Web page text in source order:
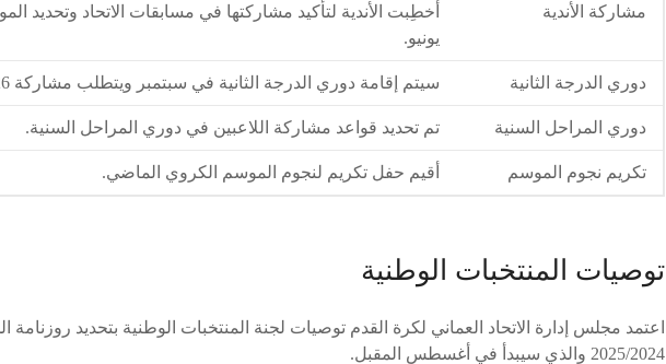
مشاركة الأندية
يونيو.
دوري الدرجة الثانية سيتم إقامة دوري الدرجة الثانية في سبتمبر ويتطلب مشاركة 26 فريقًا على الأقل.
دوري المراحل السنية تم تحديد قواعد مشاركة اللاعبين في دوري المراحل السنية.
تكريم نجوم الموسم أقيم حفل تكريم لنجوم الموسم الكروي الماضي.
توصيات المنتخبات الوطنية
اعتمد مجلس إدارة الاتحاد العماني لكرة القدم توصيات لجنة المنتخبات الوطنية بتحديد
2025/2024 والذي سيبدأ في أغسطس المقبل.